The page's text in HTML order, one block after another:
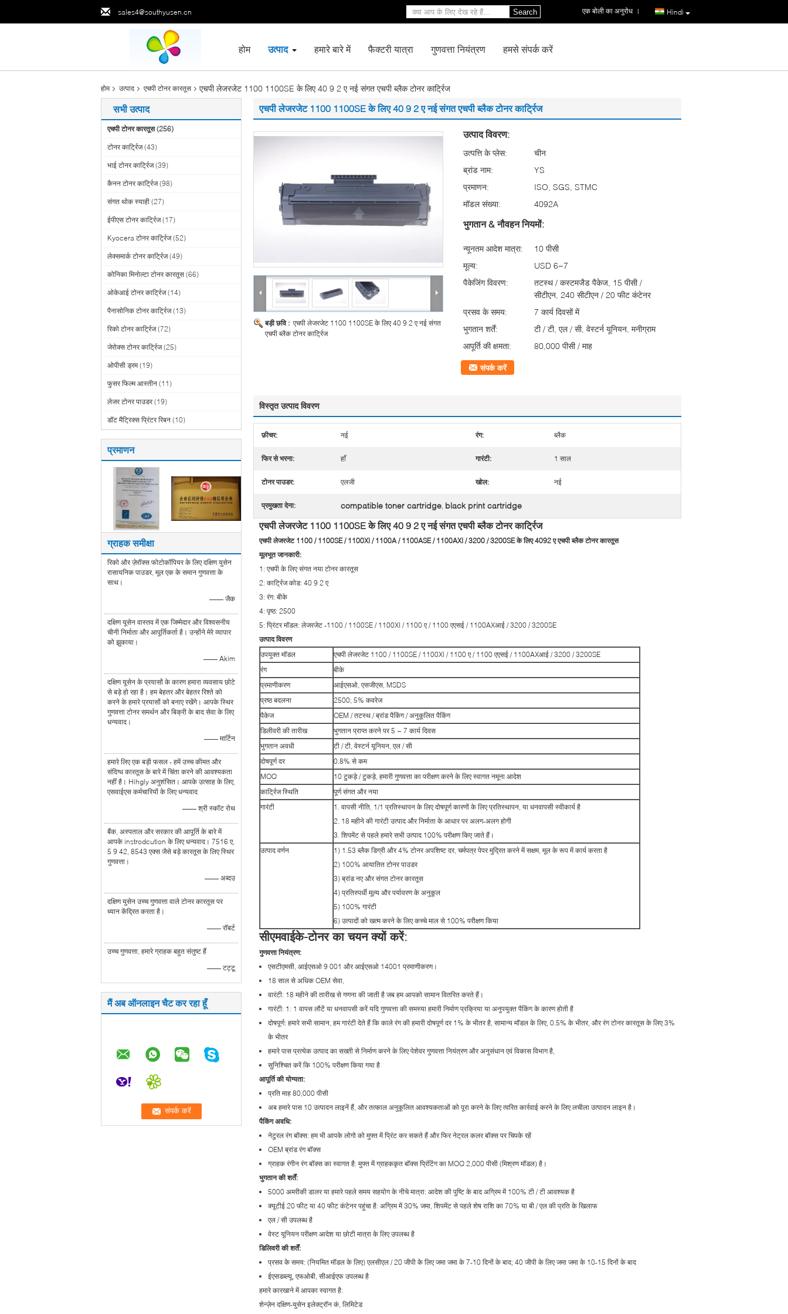
sales4@southyusen.cn Hindi
एक बोली का अनुरोध |
Search
होम उत्पाद हमारे बारे में फैक्टरी यात्रा गुणवत्ता नियंत्रण हमसे संपर्क करें
होम उत्पाद एचपी टोनर कारतूस एचपी लेजरजेट 1100 1100SE के लिए 40 9 2 ए नई संगत एचपी ब्लैक टोनर कार्ट्रिज
सभी उत्पाद
एचपी टोनर कारतूस (256)
टोनर कार्ट्रिज (43)
भाई टोनर कार्ट्रिज (39)
कैनन टोनर कार्ट्रिज (98)
संगत थोक स्याही (27)
ईपीएस टोनर कार्ट्रिज (17)
Kyocera टोनर कार्ट्रिज (52)
लेक्समार्क टोनर कार्ट्रिज (49)
कोनिका मिनोल्टा टोनर कारतूस (66)
ओकेआई टोनर कार्ट्रिज (14)
पैनासोनिक टोनर कार्ट्रिज (13)
रिको टोनर कार्ट्रिज (72)
जेरोक्स टोनर कार्ट्रिज (25)
ओपीसी ड्रम (19)
फुसर फिल्म आस्तीन (11)
लेजर टोनर पाउडर (19)
डॉट मैट्रिक्स प्रिंटर रिबन (10)
प्रमाणन
ग्राहक समीक्षा
रिको और ज़ेरॉक्स फोटोकॉपियर के लिए दक्षिण युसेन
रासायनिक पाउडर, मूल एक के समान गुणवत्ता के
साथ।
—— जैक
दक्षिण यूसेन वास्तव में एक जिम्मेदार और विश्वसनीय
चीनी निर्माता और आपूर्तिकर्ता है। उन्होंने मेरे व्यापार
को झुकाया।
—— Akim
दक्षिण यूसेन के प्रयासों के कारण हमारा व्यवसाय छोटे
से बड़े हो रहा है। हम बेहतर और बेहतर रिश्ते को
करने के हमारे प्रयासों को बनाए रखेंगे। आपके स्थिर
गुणवत्ता टोनर समर्थन और बिक्री के बाद सेवा के लिए
धन्यवाद।
—— मार्टिन
हमारे लिए एक बड़ी फसल - हमें उच्च कीमत और
संदिग्ध कारतूस के बारे में चिंता करने की आवश्यकता
नहीं है। Hihgly अनुशंसित। आपके उत्साह के लिए,
एसवाईएस कर्मचारियों के लिए धन्यवाद
—— श्री स्कॉट रोथ
बैंक, अस्पताल और सरकार की आपूर्ति के बारे में
आपके instrodcution के लिए धन्यवाद। 7516 ए,
5 9 42, 8543 एक्स जैसे बड़े कारतूस के लिए स्थिर
गुणवत्ता।
—— अब्दउ
दक्षिण युसेन उच्च गुणवत्ता वाले टोनर कारतूस पर
ध्यान केंद्रित करता है।
—— रॉबर्ट
उच्च गुणवत्ता, हमारे ग्राहक बहुत संतुष्ट हैं
—— टट्टू
मैं अब ऑनलाइन चैट कर रहा हूँ
एचपी लेजरजेट 1100 1100SE के लिए 40 9 2 ए नई संगत एचपी ब्लैक टोनर कार्ट्रिज
बड़ी छवि : एचपी लेजरजेट 1100 1100SE के लिए 40 9 2 ए नई संगत
एचपी ब्लैक टोनर कार्ट्रिज
उत्पाद विवरण:
उत्पत्ति के प्लेस:
चीन
ब्रांड नाम:
YS
प्रमाणन:
ISO, SGS, STMC
मॉडल संख्या:
4092A
भुगतान & नौवहन नियमों:
न्यूनतम आदेश मात्रा:
10 पीसी
मूल्य:
USD 6~7
पैकेजिंग विवरण:
तटस्थ / कस्टमजैड पैकेज, 15 पीसी /
सीटीएन, 240 सीटीएन / 20 फीट कंटेनर
प्रसव के समय:
7 कार्य दिवसों में
भुगतान शर्तें:
टी / टी, एल / सी, वेस्टर्न यूनियन, मनीग्राम
आपूर्ति की क्षमता:
80,000 पीसी / माह
संपर्क करें
विस्तृत उत्पाद विवरण
फ़ीचर: नई रंग: ब्लैक
फिर से भरना: हाँ गारंटी: 1 साल
टोनर पाउडर: एलजी खोल: नई
प्रमुखता देना: compatible toner cartridge, black print cartridge
एचपी लेजरजेट 1100 1100SE के लिए 40 9 2 ए नई संगत एचपी ब्लैक टोनर कार्ट्रिज
एचपी लेजरजेट 1100 / 1100SE / 1100XI / 1100A / 1100ASE / 1100AXI / 3200 / 3200SE के लिए 4092 ए एचपी ब्लैक टोनर कारतूस
मूलभूत जानकारी:
1: एचपी के लिए संगत नया टोनर कारतूस
2: कार्ट्रिज कोड: 40 9 2 ए
3: रंग: बीके
4: पृष्ठ: 2500
5: प्रिंटर मॉडल: लेजरजेट -1100 / 1100SE / 1100XI / 1100 ए / 1100 एएसई / 1100AXआई / 3200 / 3200SE
उत्पाद विवरण
उपयुक्त मॉडल
एचपी लेजरजेट 1100 / 1100SE / 1100XI / 1100 ए / 1100 एएसई / 1100AXआई / 3200 / 3200SE
रंग
बीके
प्रमाणीकरण
आईएसओ, एसजीएस, MSDS
प्रष्ठ बदलना
2500; 5% कवरेज
पैकेज
OEM / तटस्थ / ब्रांड पैकिंग / अनुकूलित पैकिंग
डिलीवरी की तारीख
भुगतान प्राप्त करने पर 5 ~ 7 कार्य दिवस
भुगतान अवधी
टी / टी, वेस्टर्न यूनियन, एल / सी
दोषपूर्ण दर
0.8% से कम
MOQ
10 टुकड़े / टुकड़े, हमारी गुणवत्ता का परीक्षण करने के लिए स्वागत नमूना आदेश
कार्ट्रिज स्थिति
पूर्ण संगत और नया
गारंटी
1. वापसी नीति, 1/1 प्रतिस्थापन के लिए दोषपूर्ण कारणों के लिए प्रतिस्थापन, या धनवापसी स्वीकार्य है
2. 18 महीने की गारंटी उत्पाद और निर्माता के आधार पर अलग-अलग होगी
3. शिपमेंट से पहले हमारे सभी उत्पाद 100% परीक्षण किए जाते हैं।
उत्पाद वर्णन
1) 1.53 ब्लैक डिग्री और 4% टोनर अपशिष्ट दर, चर्मपत्र पेपर मुद्रित करने में सक्षम, मूल के रूप में कार्य करता है
2) 100% आयातित टोनर पाउडर
3) ब्रांड नए और संगत टोनर कारतूस
4) प्रतिस्पर्धी मूल्य और पर्यावरण के अनुकूल
5) 100% गारंटी
6) उत्पादों को खत्म करने के लिए कच्चे माल से 100% परीक्षण किया
सीएमवाईके-टोनर का चयन क्यों करें:
गुणवत्ता नियंत्रण:
एसटीएमसी, आईएसओ 9 001 और आईएसओ 14001 प्रमाणीकरण।
18 साल से अधिक OEM सेवा,
वारंटी: 18 महीने की तारीख से गणना की जाती है जब हम आपको सामान वितरित करते हैं।
गारंटी: 1: 1 वापस लौटें या धनवापसी करें यदि गुणवत्ता की समस्या हमारी निर्माण प्रक्रिया या अनुपयुक्त पैकिंग के कारण होती है
दोषपूर्ण: हमारे सभी सामान, हम गारंटी देते हैं कि काले रंग की हमारी दोषपूर्ण दर 1% के भीतर है, सामान्य मॉडल के लिए, 0.5% के भीतर, और रंग टोनर कारतूस के लिए 3%
के भीतर
हमारे पास प्रत्येक उत्पाद का सख्ती से निर्माण करने के लिए पेशेवर गुणवत्ता नियंत्रण और अनुसंधान एवं विकास विभाग है,
सुनिश्चित करें कि 100% परीक्षण किया गया है
आपूर्ति की योग्यता:
प्रति माह 80,000 पीसी
अब हमारे पास 10 उत्पादन लाइनें हैं, और तत्काल अनुकूलित आवश्यकताओं को पूरा करने के लिए त्वरित कार्रवाई करने के लिए लचीला उत्पादन लाइन है।
पैकिंग अवधि:
नेटुरल रंग बॉक्स: हम भी आपके लोगो को मुफ्त में प्रिंट कर सकते हैं और फिर नेट्रल कलर बॉक्स पर चिपके रहें
OEM ब्रांड रंग बॉक्स
ग्राहक रंगीन रंग बॉक्स का स्वागत है: मुफ्त में ग्राहककृत बॉक्स प्रिंटिंग का MOQ 2,000 पीसी (मिश्रण मॉडल) है।
भुगतान की शर्तें:
5000 अमरीकी डालर या हमारे पहले समय सहयोग के नीचे मात्रा: आदेश की पुष्टि के बाद अग्रिम में 100% टी / टी आवश्यक है
क्यूटीई 20 फीट या 40 फीट कंटेनर पहुंचा है: अग्रिम में 30% जमा, शिपमेंट से पहले शेष राशि का 70% या बी / एल की प्रति के खिलाफ
एल / सी उपलब्ध है
वेस्ट यूनियन परीक्षण आदेश या छोटी मात्रा के लिए उपलब्ध है
डिलिवरी की शर्तें:
प्रसव के समय: (नियमित मॉडल के लिए) एलसीएल / 20 जीपी के लिए जमा जमा के 7-10 दिनों के बाद; 40 जीपी के लिए जमा जमा के 10-15 दिनों के बाद
ईएसडब्ल्यू, एफओबी, सीआईएफ उपलब्ध है
हमारे कारखाने में आपका स्वागत है:
शेन्ज़ेन दक्षिण-युसेन इलेक्ट्रॉन कं, लिमिटेड